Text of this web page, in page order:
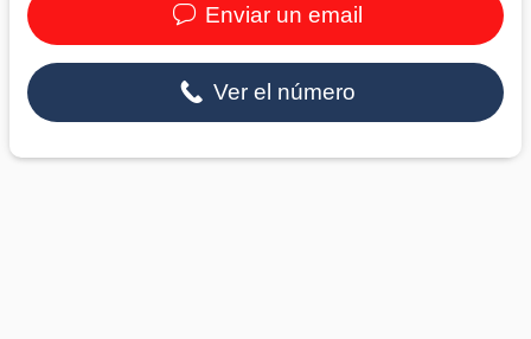
Enviar un email
Ver el número